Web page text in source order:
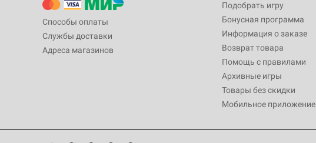
Способы оплаты
Службы доставки
Адреса магазинов
Подобрать игру
Бонусная программа
Информация о заказе
Возврат товара
Помощь с правилами
Архивные игры
Товары без скидки
Мобильное приложение